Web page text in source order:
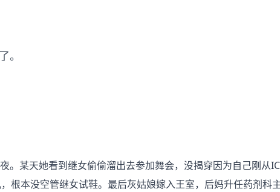
。
某天她看到继女偷偷溜出去参加舞会，没揭穿因为自己刚从
本没空管继女试鞋。最后灰姑娘嫁入王室，后妈升任药剂科主